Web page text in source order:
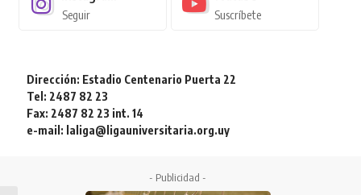
Seguir Suscríbete
Dirección: Estadio Centenario Puerta 22
Tel: 2487 82 23
Fax: 2487 82 23 int. 14
e-mail: laliga@ligauniversitaria.org.uy
- Publicidad -